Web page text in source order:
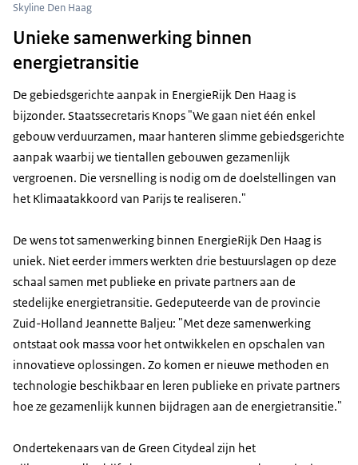
Skyline Den Haag
Unieke samenwerking binnen
energietransitie
De gebiedsgerichte aanpak in EnergieRijk Den Haag is
bijzonder. Staatssecretaris Knops "We gaan niet één enkel
gebouw verduurzamen, maar hanteren slimme gebiedsgerichte
aanpak waarbij we tientallen gebouwen gezamenlijk
vergroenen. Die versnelling is nodig om de doelstellingen van
het Klimaatakkoord van Parijs te realiseren."
De wens tot samenwerking binnen EnergieRijk Den Haag is
uniek. Niet eerder immers werkten drie bestuurslagen op deze
schaal samen met publieke en private partners aan de
stedelijke energietransitie. Gedeputeerde van de provincie
Zuid-Holland Jeannette Baljeu: "Met deze samenwerking
ontstaat ook massa voor het ontwikkelen en opschalen van
innovatieve oplossingen. Zo komen er nieuwe methoden en
technologie beschikbaar en leren publieke en private partners
hoe ze gezamenlijk kunnen bijdragen aan de energietransitie."
Ondertekenaars van de Green Citydeal zijn het